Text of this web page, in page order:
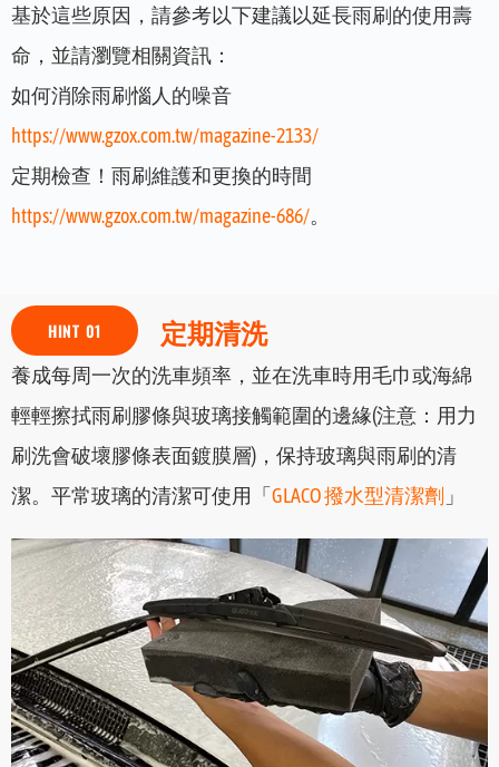
基於這些原因，請參考以下建議以延長雨刷的使用壽
命，並請瀏覽相關資訊：
如何消除雨刷惱人的噪音
https://www.gzox.com.tw/magazine-2133/
定期檢查！雨刷維護和更換的時間
https://www.gzox.com.tw/magazine-686/。
HINT 01 定期清洗
養成每周一次的洗車頻率，並在洗車時用毛巾或海綿
輕輕擦拭雨刷膠條與玻璃接觸範圍的邊緣(注意：用力
刷洗會破壞膠條表面鍍膜層)，保持玻璃與雨刷的清
潔。平常玻璃的清潔可使用「 GLACO 撥水型清潔劑 」